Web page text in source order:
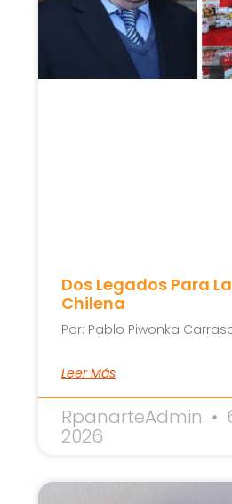
Dos Legados Para
Chilena
Por: Pablo Piwonka
Leer Más
RpanarteAdmin
2026